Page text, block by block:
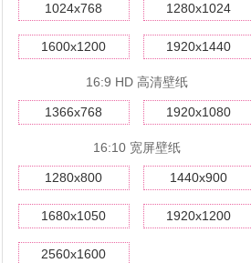
1024x768 1280x1024
1600x1200 1920x1440
16:9 HD 高清壁纸
1366x768 1920x1080
16:10 宽屏壁纸
1280x800 1440x900
1680x1050 1920x1200
2560x1600